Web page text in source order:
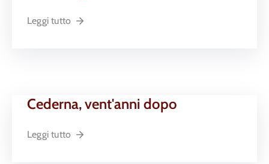
Leggi tutto
Cederna, vent'anni dopo
Leggi tutto